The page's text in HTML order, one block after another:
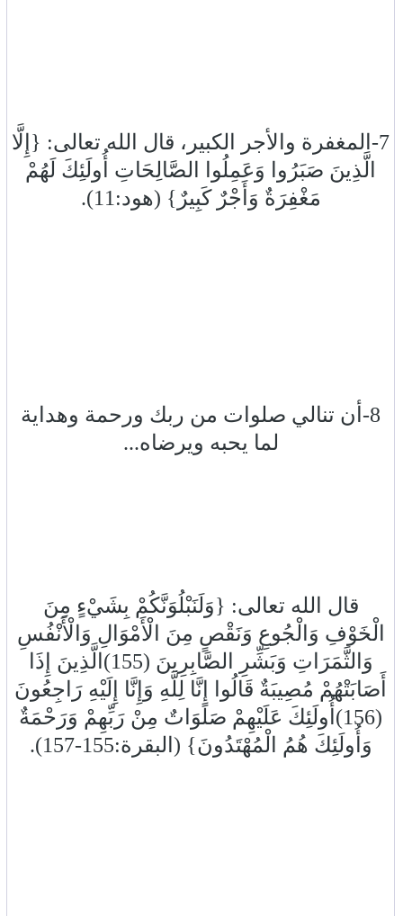
7-المغفرة والأجر الكبير، قال الله تعالى: {إِلَّا
الَّذِينَ صَبَرُوا وَعَمِلُوا الصَّالِحَاتِ أُولَئِكَ لَهُمْ
مَغْفِرَةٌ وَأَجْرٌ كَبِيرٌ} (هود:11).
8-أن تنالي صلوات من ربك ورحمة وهداية
لما يحبه ويرضاه...
قال الله تعالى: {وَلَنَبْلُوَنَّكُمْ بِشَيْءٍ مِنَ
الْخَوْفِ وَالْجُوعِ وَنَقْصٍ مِنَ الْأَمْوَالِ وَالْأَنْفُسِ
وَالثَّمَرَاتِ وَبَشِّرِ الصَّابِرِينَ (155)الَّذِينَ إِذَا
أَصَابَتْهُمْ مُصِيبَةٌ قَالُوا إِنَّا لِلَّهِ وَإِنَّا إِلَيْهِ رَاجِعُونَ
(156)أُولَئِكَ عَلَيْهِمْ صَلَوَاتٌ مِنْ رَبِّهِمْ وَرَحْمَةٌ
وَأُولَئِكَ هُمُ الْمُهْتَدُونَ} (البقرة:155-157).